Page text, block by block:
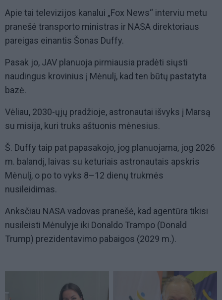
Apie tai televizijos kanalui „Fox News“ interviu metu
pranešė transporto ministras ir NASA direktoriaus
pareigas einantis Šonas Duffy.
Pasak jo, JAV planuoja pirmiausia pradėti siųsti
naudingus krovinius į Mėnulį, kad ten būtų pastatyta
bazė.
Vėliau, 2030-ųjų pradžioje, astronautai išvyks į Marsą
su misija, kuri truks aštuonis mėnesius.
Š. Duffy taip pat papasakojo, jog planuojama, jog 2026
m. balandį, laivas su keturiais astronautais apskris
Mėnulį, o po to vyks 8–12 dienų trukmės
nusileidimas.
Anksčiau NASA vadovas pranešė, kad agentūra tikisi
nusileisti Mėnulyje iki Donaldo Trampo (Donald
Trump) prezidentavimo pabaigos (2029 m.).